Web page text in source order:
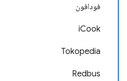
فودافون
iCook
Tokopedia
Redbus